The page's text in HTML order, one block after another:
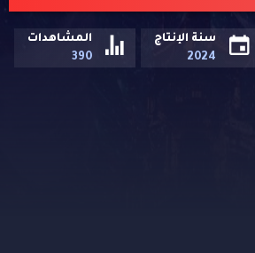
سنة الإنتاج
2024
المشاهدات
390